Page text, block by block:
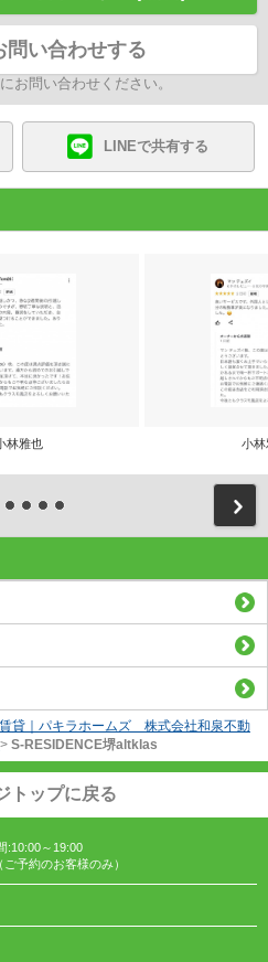
問い合わせする
お問い合わせください。
LINEで共有する
林雅也 小林
貸｜パキラホームズ 株式会社和泉不動
> S-RESIDENCE堺altklas
トップに戻る
:10:00～19:00
予約のお客様のみ）